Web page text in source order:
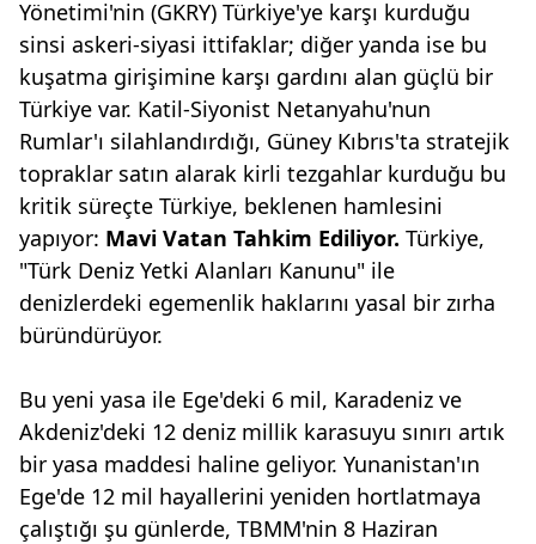
Yönetimi'nin (GKRY) Türkiye'ye karşı kurduğu
sinsi askeri-siyasi ittifaklar; diğer yanda ise bu
kuşatma girişimine karşı gardını alan güçlü bir
Türkiye var. Katil-Siyonist Netanyahu'nun
Rumlar'ı silahlandırdığı, Güney Kıbrıs'ta stratejik
topraklar satın alarak kirli tezgahlar kurduğu bu
kritik süreçte Türkiye, beklenen hamlesini
yapıyor: Mavi Vatan Tahkim Ediliyor. Türkiye,
"Türk Deniz Yetki Alanları Kanunu" ile
denizlerdeki egemenlik haklarını yasal bir zırha
büründürüyor.
Bu yeni yasa ile Ege'deki 6 mil, Karadeniz ve
Akdeniz'deki 12 deniz millik karasuyu sınırı artık
bir yasa maddesi haline geliyor. Yunanistan'ın
Ege'de 12 mil hayallerini yeniden hortlatmaya
çalıştığı şu günlerde, TBMM'nin 8 Haziran